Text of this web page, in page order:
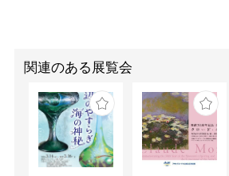
関連のある展覧会